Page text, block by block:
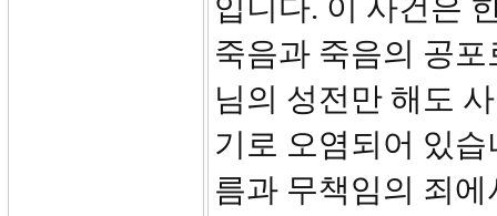
입니다. 이 사건은
죽음과 죽음의 공
님의 성전만 해도
기로 오염되어 있
름과 무책임의 죄